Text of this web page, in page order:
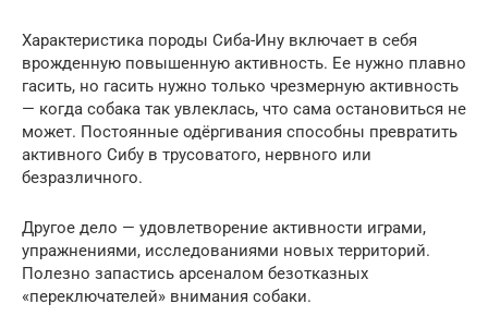
Характеристика породы Сиба-Ину включает в себя
врожденную повышенную активность. Ее нужно плавно
гасить, но гасить нужно только чрезмерную активность
— когда собака так увлеклась, что сама остановиться не
может. Постоянные одёргивания способны превратить
активного Сибу в трусоватого, нервного или
безразличного.
Другое дело — удовлетворение активности играми,
упражнениями, исследованиями новых территорий.
Полезно запастись арсеналом безотказных
«переключателей» внимания собаки.